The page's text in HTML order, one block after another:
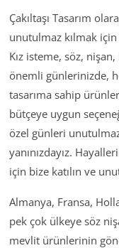
Çakıltaşı Tasarım
unutulmaz kılmak
Kız isteme, söz,
önemli günlerinizde,
tasarıma sahip
bütçeye uygun
özel günleri
yanınızdayız.
için bize katılın ve
Almanya, Fransa,
pek çok ülkeye söz
mevlit ürünlerinin